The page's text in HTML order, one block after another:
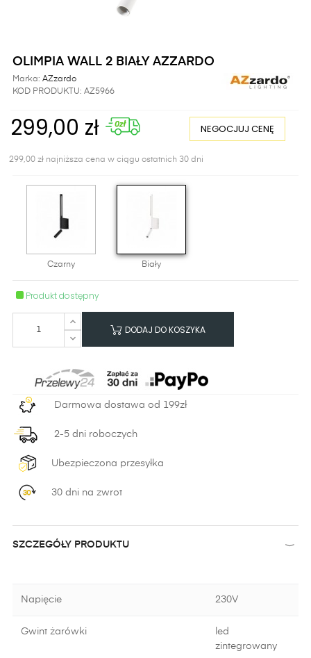
OLIMPIA WALL 2 BIAŁY AZZARDO
Marka: AZzardo
KOD PRODUKTU: AZ5966
299,00 zł NEGOCJUJ CENĘ
299,00 zł najniższa cena w ciągu ostatnich 30 dni
Czarny Biały
Produkt dostępny
DODAJ DO KOSZYKA
Darmowa dostawa od 199zł
2-5 dni roboczych
Ubezpieczona przesyłka
30 dni na zwrot
SZCZEGÓŁY PRODUKTU
Napięcie 230V
Gwint żarówki
led
zintegrowany